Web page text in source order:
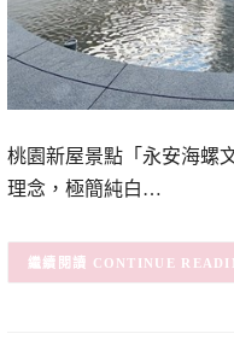
桃園新屋景點「永安海螺
理念，極簡純白…
CONTINUE